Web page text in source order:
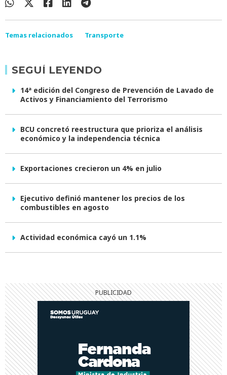
Temas relacionados Transporte
SEGUÍ LEYENDO
14ª edición del Congreso de Prevención de Lavado de
Activos y Financiamiento del Terrorismo
BCU concretó reestructura que prioriza el análisis
económico y la independencia técnica
Exportaciones crecieron un 4% en julio
Ejecutivo definió mantener los precios de los
combustibles en agosto
Actividad económica cayó un 1.1%